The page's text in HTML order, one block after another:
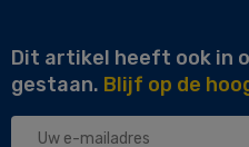
Dit artikel heeft ook in
gestaan. Blijf op de
Uw